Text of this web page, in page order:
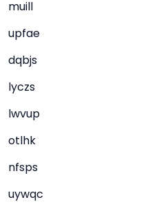
muill
upfae
dqbjs
lyczs
lwvup
otlhk
nfsps
uywqc